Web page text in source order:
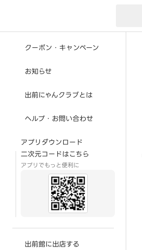
クーポン・キャンペーン
お知らせ
出前にゃんクラブとは
ヘルプ・お問い合わせ
アプリダウンロード
二次元コードはこちら
アプリでもっと便利に
出前館に出店する